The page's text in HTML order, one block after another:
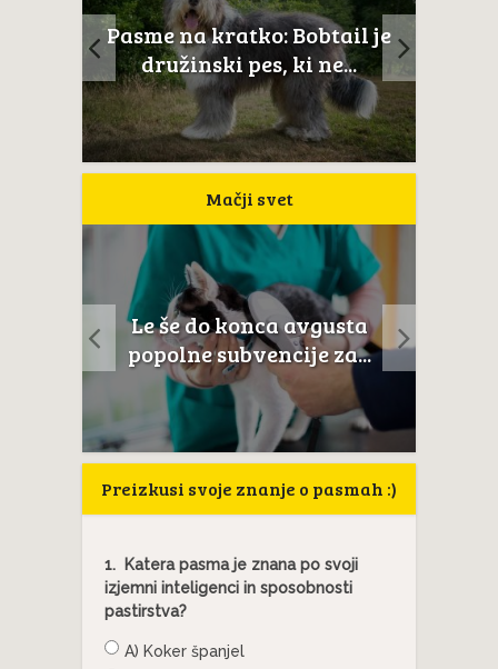
na kratko: Bobtail je
pes, ki ne...
Pasme na
Novoškotski
Mačji svet
Le še do konca avgusta
popolne subvencije za...
Preizkusi svoje znanje o pasmah :)
1.
Katera pasma je znana po svoji
izjemni inteligenci in sposobnosti
pastirstva?
A) Koker španjel